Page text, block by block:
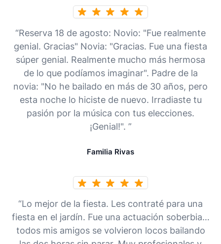
“Reserva 18 de agosto: Novio: "Fue realmente
genial. Gracias" Novia: "Gracias. Fue una fiesta
súper genial. Realmente mucho más hermosa
de lo que podíamos imaginar". Padre de la
novia: "No he bailado en más de 30 años, pero
esta noche lo hiciste de nuevo. Irradiaste tu
pasión por la música con tus elecciones.
¡Genial!". ”
Familia Rivas
“Lo mejor de la fiesta. Les contraté para una
fiesta en el jardín. Fue una actuación soberbia…
todos mis amigos se volvieron locos bailando